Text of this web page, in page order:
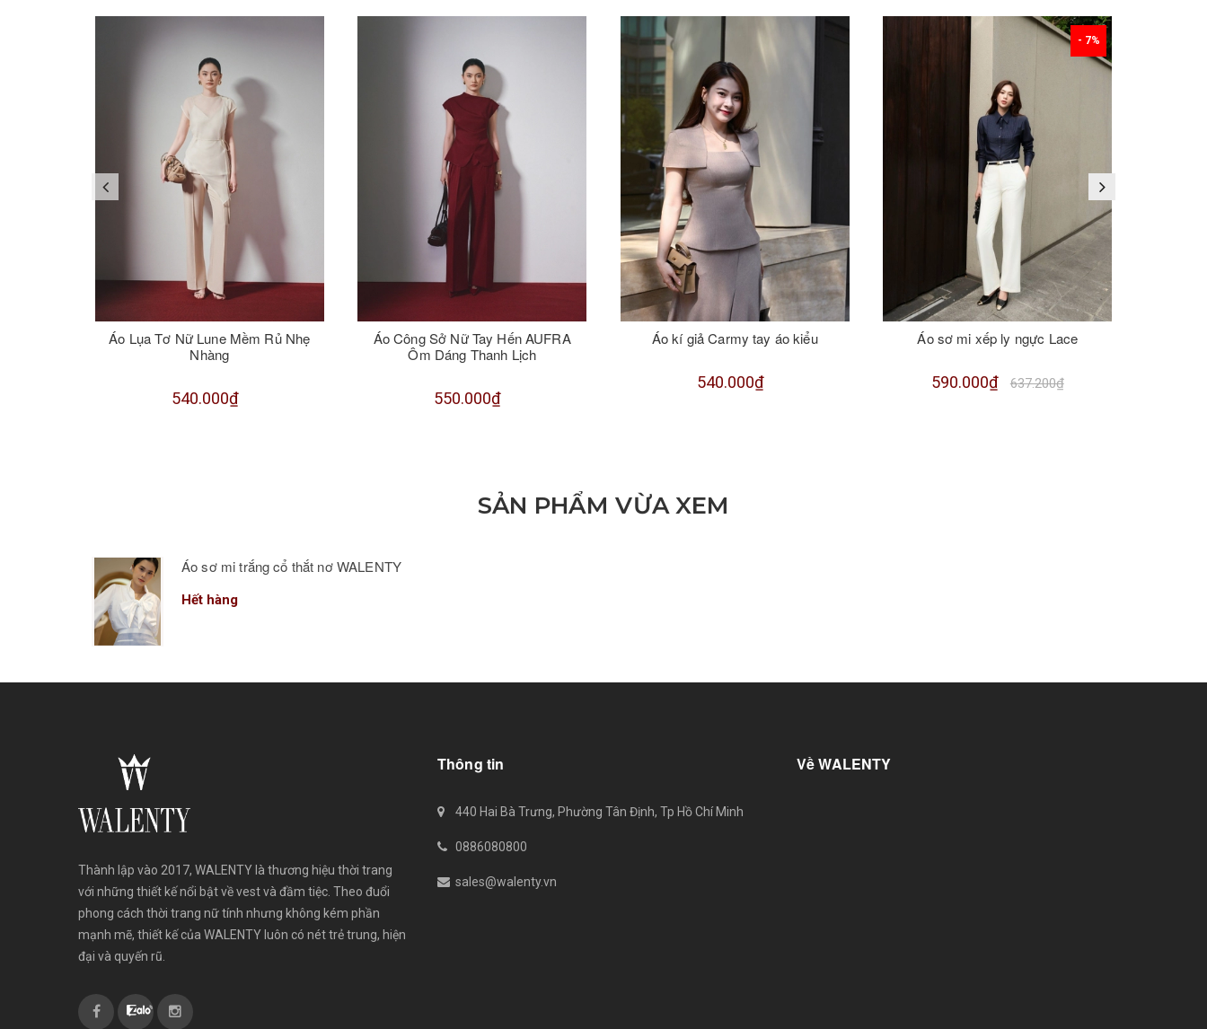
Áo Lụa Tơ Nữ Lune Mềm Rủ Nhẹ
Nhàng
540.000₫
Áo Công Sở Nữ Tay Hến AUFRA
Ôm Dáng Thanh Lịch
550.000₫
Áo kí giả Carmy tay áo kiểu
540.000₫
- 7%
Áo sơ mi xếp ly ngực Lace
590.000₫ 637.200₫
SẢN PHẨM VỪA XEM
Áo sơ mi trắng cổ thắt nơ WALENTY
Hết hàng
Thành lập vào 2017, WALENTY là thương hiệu thời trang
với những thiết kế nổi bật về vest và đầm tiệc. Theo đuổi
phong cách thời trang nữ tính nhưng không kém phần
mạnh mẽ, thiết kế của WALENTY luôn có nét trẻ trung, hiện
đại và quyến rũ.
Thông tin
440 Hai Bà Trưng, Phường Tân Định, Tp Hồ Chí Minh
0886080800
sales@walenty.vn
Về WALENTY